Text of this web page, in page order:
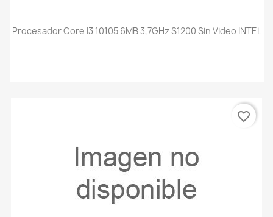
Procesador Core I3 10105 6MB 3,7GHz S1200 Sin Video INTEL
favorite_border